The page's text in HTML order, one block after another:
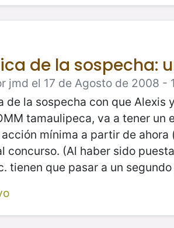
de la sospecha:
jmd el 17 de Agosto de 2008 -
de la sospecha con que
tamaulipeca, va a tener
mínima a partir de
concurso. (Al haber sido
tienen que pasar a un